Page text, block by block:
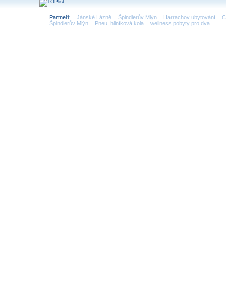
Partneři: Jánské Lázně Špindlerův Mlýn Harrachov ubytování
Špindlerův Mlýn
Pneu, hliníková kola wellness pobyty pro dva